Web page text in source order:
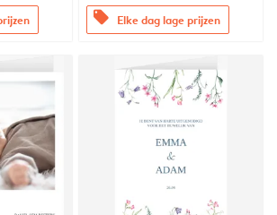
offers Elke dag lage prijzen